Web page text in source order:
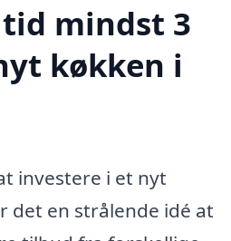
mindst 3
køkken i
investere i et nyt
det en strålende idé at